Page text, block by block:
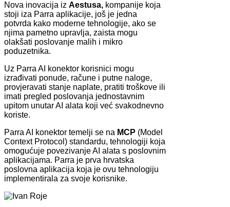
Nova inovacija iz Aestusa, kompanije koja
stoji iza Parra aplikacije, još je jedna
potvrda kako moderne tehnologije, ako se
njima pametno upravlja, zaista mogu
olakšati poslovanje malih i mikro
poduzetnika.
Uz Parra AI konektor korisnici mogu
izrađivati ponude, račune i putne naloge,
provjeravati stanje naplate, pratiti troškove ili
imati pregled poslovanja jednostavnim
upitom unutar AI alata koji već svakodnevno
koriste.
Parra AI konektor temelji se na MCP (Model
Context Protocol) standardu, tehnologiji koja
omogućuje povezivanje AI alata s poslovnim
aplikacijama. Parra je prva hrvatska
poslovna aplikacija koja je ovu tehnologiju
implementirala za svoje korisnike.